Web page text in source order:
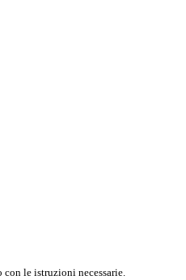
le istruzioni necessarie.